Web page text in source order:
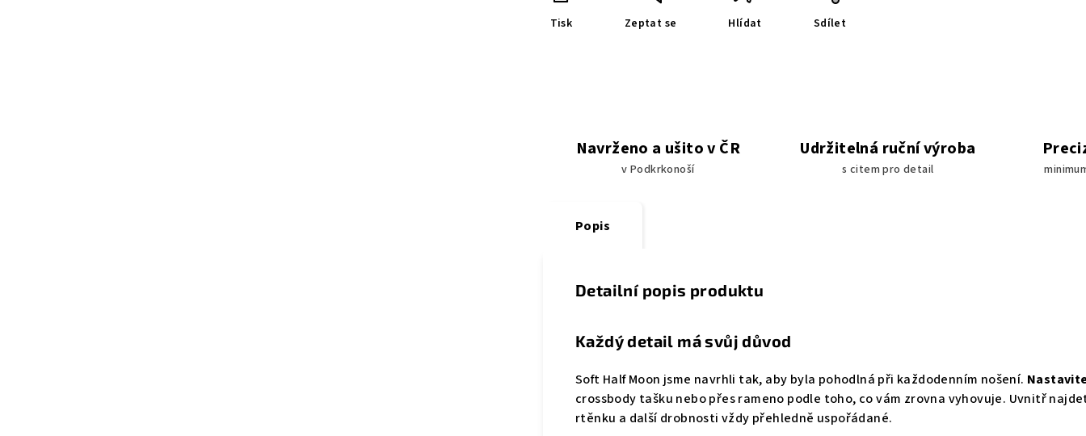
Tisk Zeptat se Hlídat Sdílet
Navrženo a ušito v ČR
v Podkrkonoší
Udržitelná ruční výroba
s citem pro detail
Popis
Detailní popis produktu
Každý detail má svůj důvod
Soft Half Moon jsme navrhli tak, aby byla pohodlná při každodenním nošení.
crossbody tašku nebo přes rameno podle toho, co vám zrovna vyhovuje. Uvnitř
rtěnku a další drobnosti vždy přehledně uspořádané.